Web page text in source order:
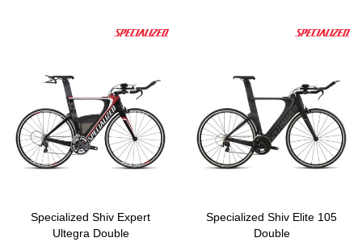
Specialized Shiv Expert
Ultegra Double
Specialized Shiv Elite 105
Double